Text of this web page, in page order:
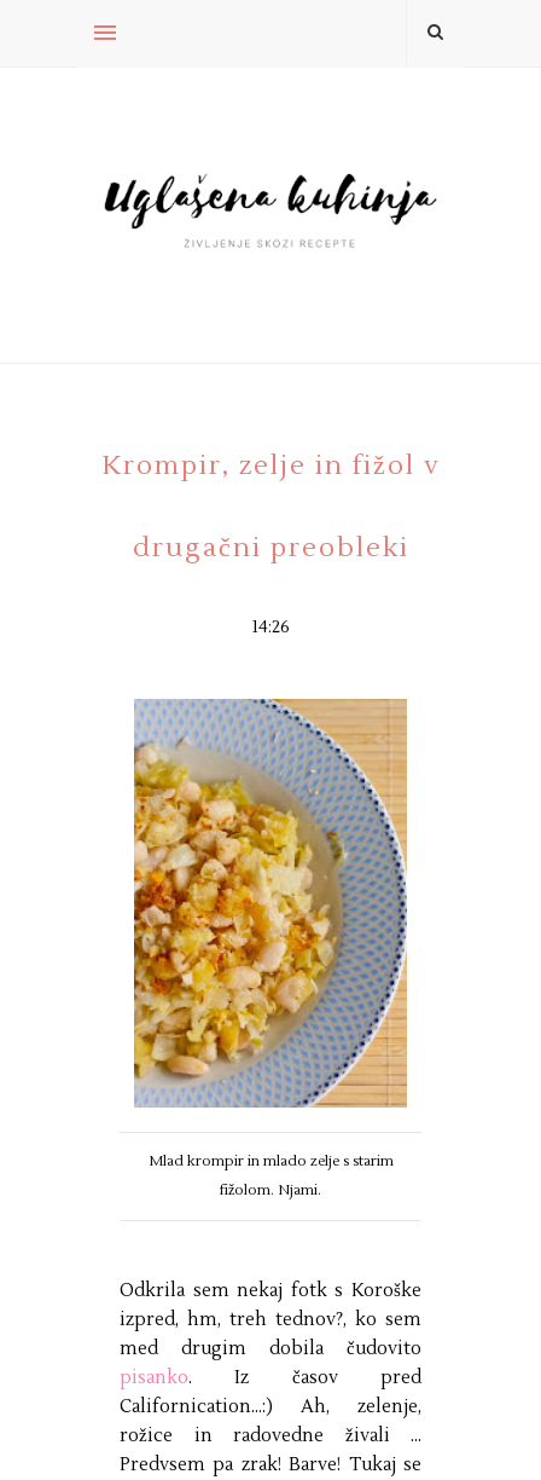
Krompir, zelje in fižol v
drugačni preobleki
14:26
Mlad krompir in mlado zelje s starim
fižolom. Njami.
Odkrila sem nekaj fotk s Koroške
izpred, hm, treh tednov?, ko sem
med drugim dobila čudovito
pisanko. Iz časov pred
Californication...:) Ah, zelenje,
rožice in radovedne živali ...
Predvsem pa zrak! Barve! Tukaj se